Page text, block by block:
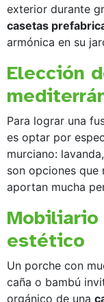
exterior durante
casetas
armónica en su
Elección
Para lograr una
es optar por
murciano:
son opciones que
aportan mucha
estético
Un porche con
caña o bambú
orgánico de una